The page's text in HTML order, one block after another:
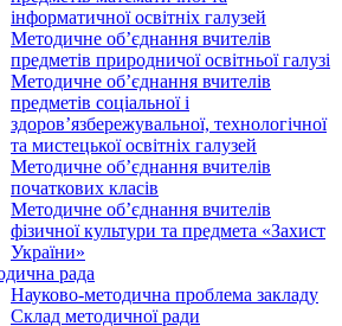
інформатичної освітніх галузей
Методичне об’єднання вчителів
предметів природничої освітньої галузі
Методичне об’єднання вчителів
предметів соціальної і
здоров’язбережувальної, технологічної
та мистецької освітніх галузей
Методичне об’єднання вчителів
початкових класів
Методичне об’єднання вчителів
фізичної культури та предмета «Захист
України»
рада
Науково-методична проблема закладу
Склад методичної ради